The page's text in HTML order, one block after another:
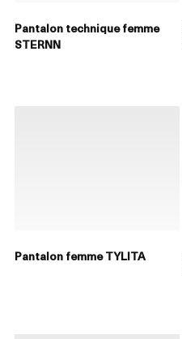
Pantalon technique femme
STERNN
Pantalon femme TYLITA